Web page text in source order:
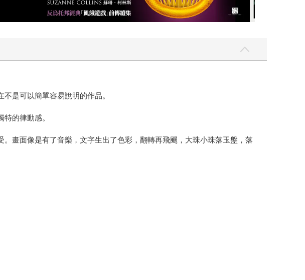
是可以簡單容易說明的作品。
的律動感。
畫面像是有了音樂，文字生出了色彩，翻轉再飛颺，大珠小珠落玉盤，落